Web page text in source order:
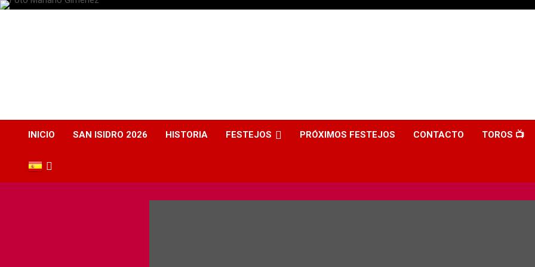
INICIO SAN ISIDRO 2026 HISTORIA FESTEJOS PRÓXIMOS FESTEJOS CONTACTO TOROS 📺